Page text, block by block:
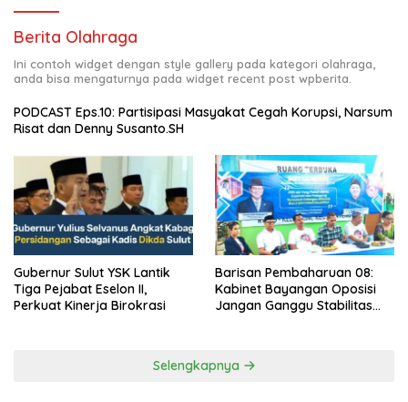
Berita Olahraga
Ini contoh widget dengan style gallery pada kategori olahraga,
anda bisa mengaturnya pada widget recent post wpberita.
PODCAST Eps.10: Partisipasi Masyakat Cegah Korupsi, Narsum
Risat dan Denny Susanto.SH
Gubernur Sulut YSK Lantik
Tiga Pejabat Eselon II,
Perkuat Kinerja Birokrasi
Barisan Pembaharuan 08:
Kabinet Bayangan Oposisi
Jangan Ganggu Stabilitas
Selengkapnya